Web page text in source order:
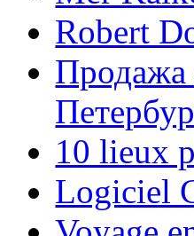
Robert
Продажа
10 lieux
Logiciel